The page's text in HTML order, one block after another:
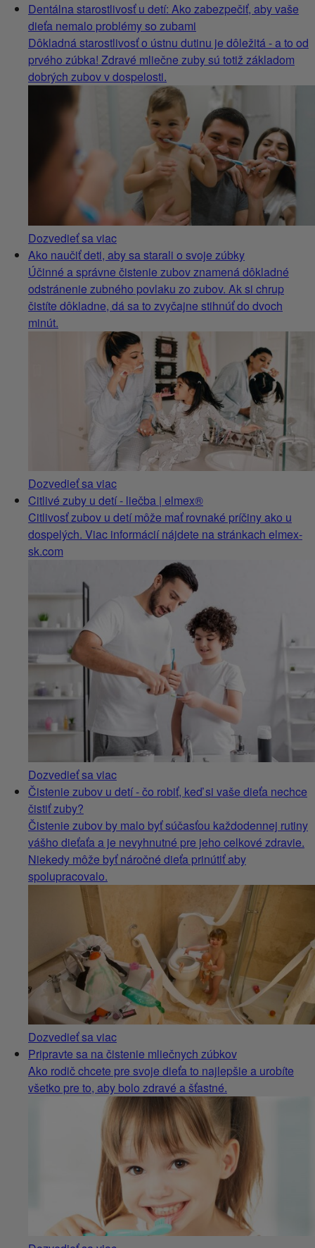
Dentálna starostlivosť u detí: Ako zabezpečiť, aby vaše
dieťa nemalo problémy so zubami
Dôkladná starostlivosť o ústnu dutinu je dôležitá - a to od
prvého zúbka! Zdravé mliečne zuby sú totiž základom
dobrých zubov v dospelosti.
Dozvedieť sa viac
Ako naučiť deti, aby sa starali o svoje zúbky
Účinné a správne čistenie zubov znamená dôkladné
odstránenie zubného povlaku zo zubov. Ak si chrup
čistíte dôkladne, dá sa to zvyčajne stihnúť do dvoch
minút.
Dozvedieť sa viac
Citlivé zuby u detí - liečba | elmex®
Citlivosť zubov u detí môže mať rovnaké príčiny ako u
dospelých. Viac informácií nájdete na stránkach elmex-
sk.com
Dozvedieť sa viac
Čistenie zubov u detí - čo robiť, keď si vaše dieťa nechce
čistiť zuby?
Čistenie zubov by malo byť súčasťou každodennej rutiny
vášho dieťaťa a je nevyhnutné pre jeho celkové zdravie.
Niekedy môže byť náročné dieťa prinútiť aby
spolupracovalo.
Dozvedieť sa viac
Pripravte sa na čistenie mliečnych zúbkov
Ako rodič chcete pre svoje dieťa to najlepšie a urobíte
všetko pre to, aby bolo zdravé a šťastné.